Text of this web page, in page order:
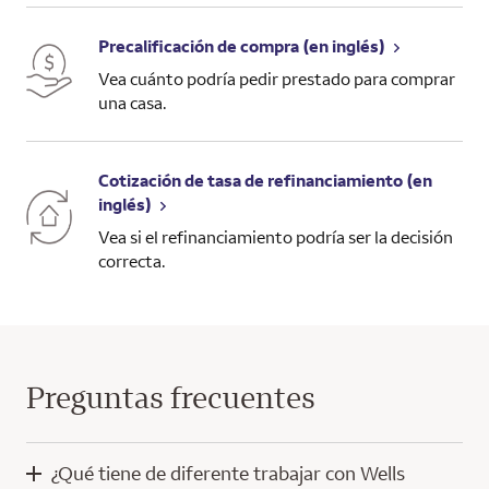
Precalificación de compra (en inglés)
Vea cuánto podría pedir prestado para comprar
una casa.
Cotización de tasa de refinanciamiento (en
inglés)
Vea si el refinanciamiento podría ser la decisión
correcta.
Preguntas frecuentes
¿Qué tiene de diferente trabajar con Wells